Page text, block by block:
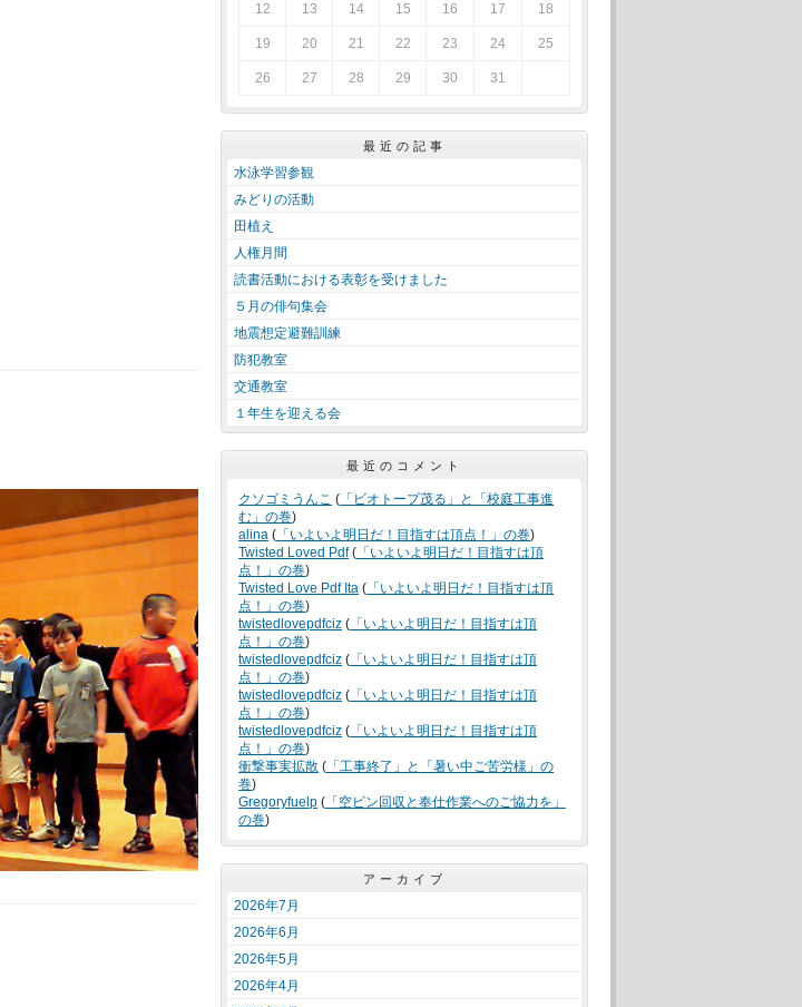
12 13 14 15 16 17 18
19 20 21 22 23 24 25
26 27 28 29 30 31
最近の記事
水泳学習参観
みどりの活動
田植え
人権月間
読書活動における表彰を受けました
５月の俳句集会
地震想定避難訓練
防犯教室
交通教室
１年生を迎える会
最近のコメント
クソゴミうんこ ( 「ビオトープ茂る」と「校庭工事進
む」の巻)
alina ( 「いよいよ明日だ！目指すは頂点！」の巻)
Twisted Loved Pdf( 「いよいよ明日だ！目指すは頂
点！」の巻)
Twisted Love Pdf Ita ( 「いよいよ明日だ！目指すは頂
点！」の巻)
twistedlovepdfciz ( 「いよいよ明日だ！目指すは頂
点！」の巻)
twistedlovepdfciz ( 「いよいよ明日だ！目指すは頂
点！」の巻)
twistedlovepdfciz ( 「いよいよ明日だ！目指すは頂
点！」の巻)
twistedlovepdfciz ( 「いよいよ明日だ！目指すは頂
点！」の巻)
衝撃事実拡散 ( 「工事終了」と「暑い中ご苦労様」の
巻)
Gregoryfuelp ( 「空ビン回収と奉仕作業へのご協力を」
の巻)
アーカイブ
2026年7月
2026年6月
2026年5月
2026年4月